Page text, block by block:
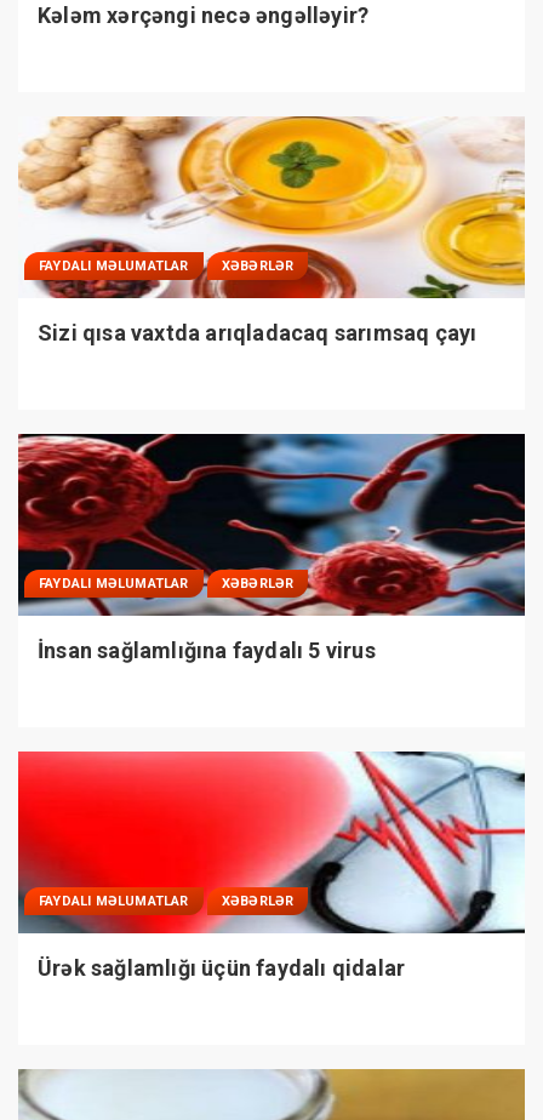
Kələm xərçəngi necə əngəlləyir?
FAYDALI MƏLUMATLAR XƏBƏRLƏR
Sizi qısa vaxtda arıqladacaq sarımsaq çayı
FAYDALI MƏLUMATLAR XƏBƏRLƏR
İnsan sağlamlığına faydalı 5 virus
FAYDALI MƏLUMATLAR XƏBƏRLƏR
Ürək sağlamlığı üçün faydalı qidalar